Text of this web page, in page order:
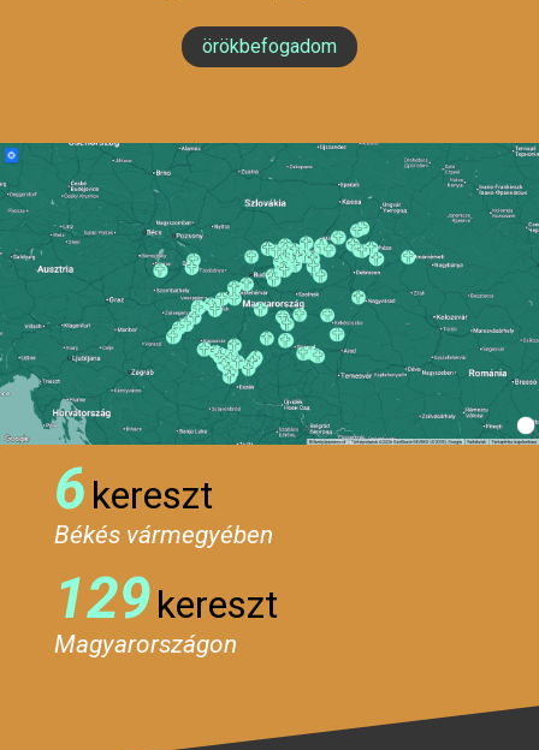
örökbefogadom
6 kereszt
Békés vármegyében
129kereszt
Magyarországon